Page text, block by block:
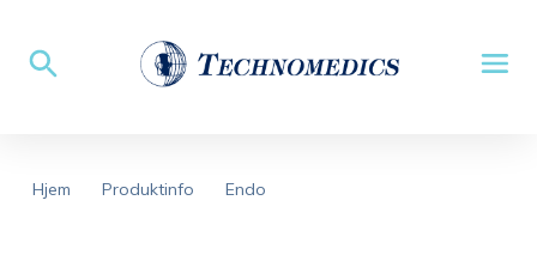
Hjem Produktinfo Endo